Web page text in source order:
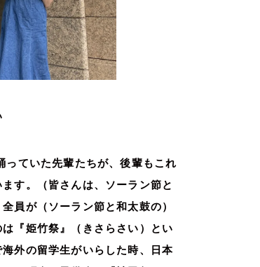
っていた先輩たちが、後輩もこれ
す。（皆さんは、ソーラン節と
員が（ソーラン節と和太鼓の）
『姫竹祭』（きさらさい）とい
外の留学生がいらした時、日本